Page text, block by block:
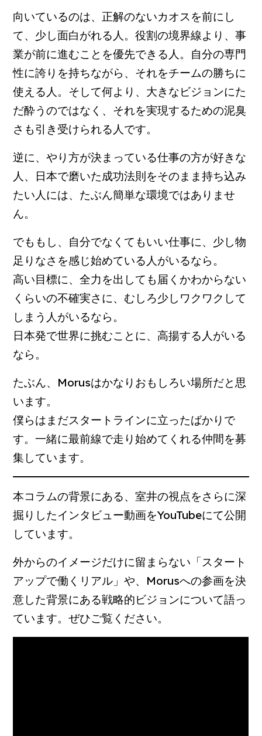
向いているのは、正解のないカオスを前にし
て、少し面白がれる人。役割の境界線より、事
業が前に進むことを優先できる人。自分の専門
性に誇りを持ちながら、それをチームの勝ちに
使える人。そして何より、大きなビジョンにた
だ酔うのではなく、それを実現するための泥臭
さも引き受けられる人です。
逆に、やり方が決まっている仕事の方が好きな
人、日本で磨いた成功法則をそのまま持ち込み
たい人には、たぶん簡単な環境ではありませ
ん。
でももし、自分でなくてもいい仕事に、少し物
足りなさを感じ始めている人がいるなら。
高い目標に、全力を出しても届くかわからない
くらいの不確実さに、むしろ少しワクワクして
しまう人がいるなら。
日本発で世界に挑むことに、高揚する人がいる
なら。
たぶん、Morusはかなりおもしろい場所だと思
います。
僕らはまだスタートラインに立ったばかりで
す。一緒に最前線で走り始めてくれる仲間を募
集しています。
本コラムの背景にある、室井の視点をさらに深
掘りしたインタビュー動画をYouTubeにて公開
しています。
外からのイメージだけに留まらない「スタート
アップで働くリアル」や、Morusへの参画を決
意した背景にある戦略的ビジョンについて語っ
ています。ぜひご覧ください。